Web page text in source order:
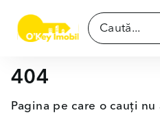
404
Pagina pe care o cauți